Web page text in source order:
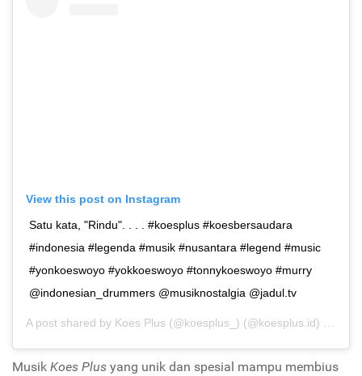
View this post on Instagram
Satu kata, "Rindu". . . . #koesplus #koesbersaudara
#indonesia #legenda #musik #nusantara #legend #music
#yonkoeswoyo #yokkoeswoyo #tonnykoeswoyo #murry
@indonesian_drummers @musiknostalgia @jadul.tv
A post shared by Koes Plus (@koesplus_) (@koesplus.id) on
Musik Koes Plus yang unik dan spesial mampu membius